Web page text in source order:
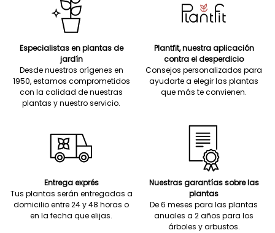
Especialistas en plantas de
jardín
Desde nuestros orígenes en
1950, estamos comprometidos
con la calidad de nuestras
plantas y nuestro servicio.
Plantfit, nuestra aplicación
contra el desperdicio
Consejos personalizados para
ayudarte a elegir las plantas
que más te convienen.
Entrega exprés
Tus plantas serán entregadas a
domicilio entre 24 y 48 horas o
en la fecha que elijas.
Nuestras garantías sobre las
plantas
De 6 meses para las plantas
anuales a 2 años para los
árboles y arbustos.